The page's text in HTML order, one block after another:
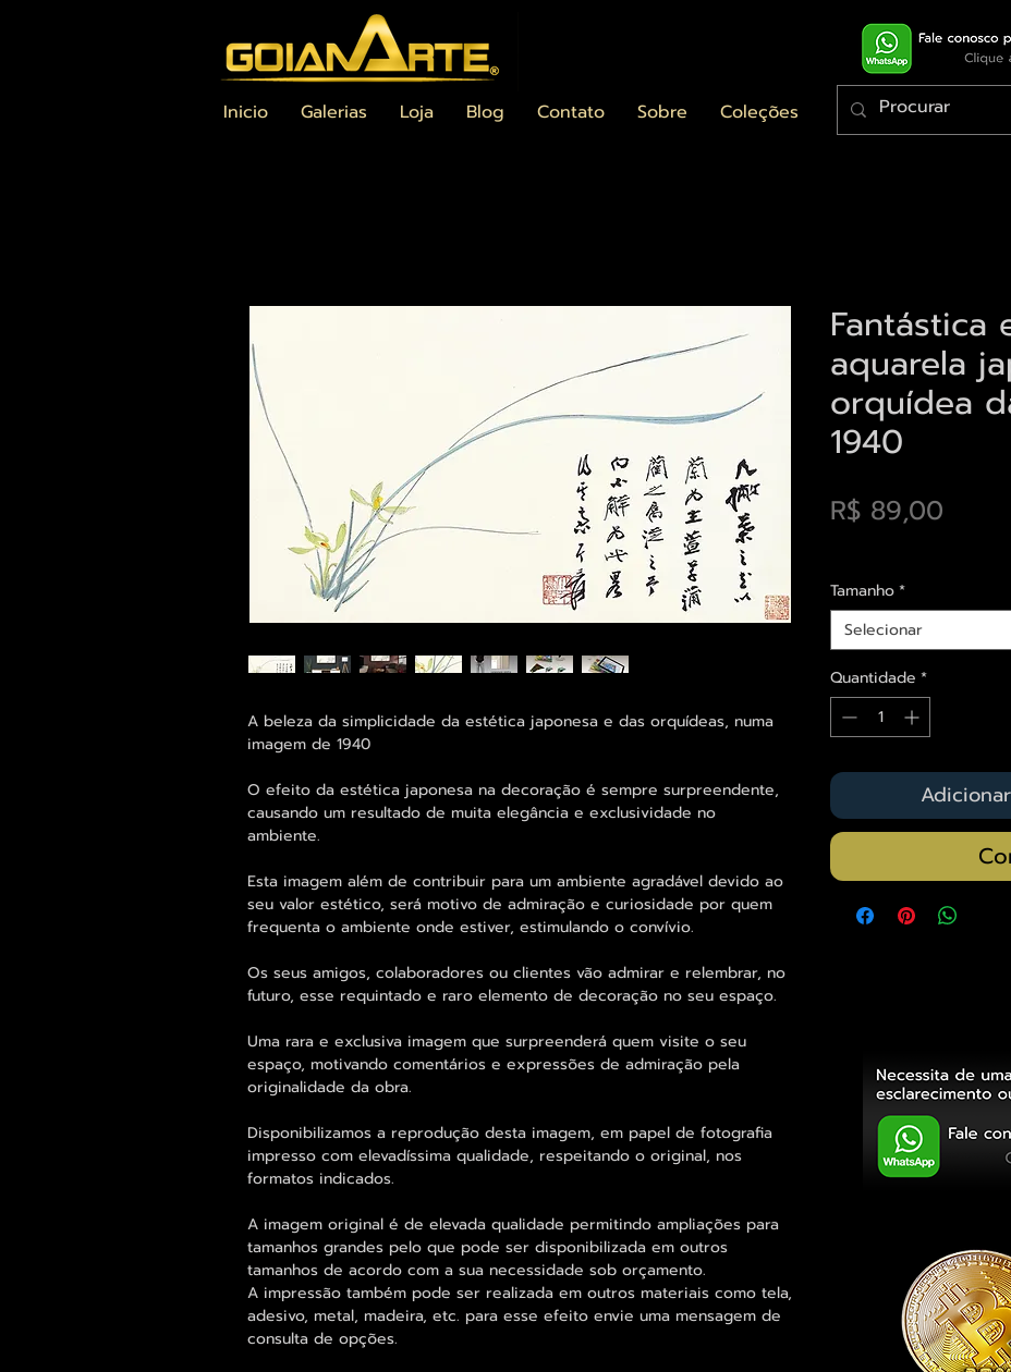
Inicio Galerias Loja Blog Contato Sobre Coleções
A beleza da simplicidade da estética japonesa e das orquídeas, numa
imagem de 1940
O efeito da estética japonesa na decoração é sempre surpreendente,
causando um resultado de muita elegância e exclusividade no
ambiente.
Esta imagem além de contribuir para um ambiente agradável devido ao
seu valor estético, será motivo de admiração e curiosidade por quem
frequenta o ambiente onde estiver, estimulando o convívio.
Os seus amigos, colaboradores ou clientes vão admirar e relembrar, no
futuro, esse requintado e raro elemento de decoração no seu espaço.
Uma rara e exclusiva imagem que surpreenderá quem visite o seu
espaço, motivando comentários e expressões de admiração pela
originalidade da obra.
Disponibilizamos a reprodução desta imagem, em papel de fotografia
impresso com elevadíssima qualidade, respeitando o original, nos
formatos indicados.
A imagem original é de elevada qualidade permitindo ampliações para
tamanhos grandes pelo que pode ser disponibilizada em outros
tamanhos de acordo com a sua necessidade sob orçamento.
A impressão também pode ser realizada em outros materiais como tela,
adesivo, metal, madeira, etc. para esse efeito envie uma mensagem de
consulta de opções.
Fantástica
aquarela
orquídea
1940
R$ 89,00
Tamanho*
Selecionar
Quantidade *